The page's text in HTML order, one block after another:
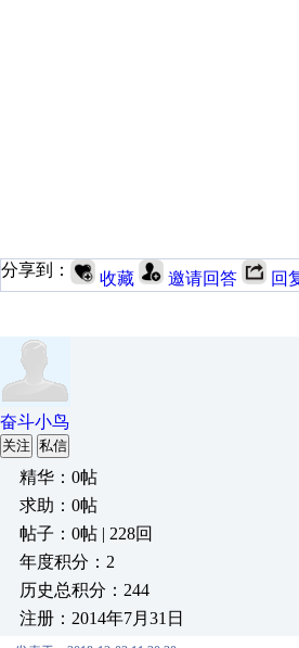
分享到： 收藏 邀请回答 回
奋斗小鸟
关注 私信
精华：0帖
求助：0帖
帖子：0帖 | 228回
年度积分：2
历史总积分：244
注册：2014年7月31日